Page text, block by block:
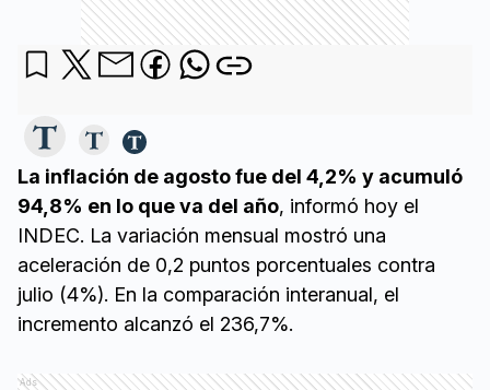
La inflación de agosto fue del 4,2% y acumuló
94,8% en lo que va del año, informó hoy el
INDEC. La variación mensual mostró una
aceleración de 0,2 puntos porcentuales contra
julio (4%). En la comparación interanual, el
incremento alcanzó el 236,7%.
Ads